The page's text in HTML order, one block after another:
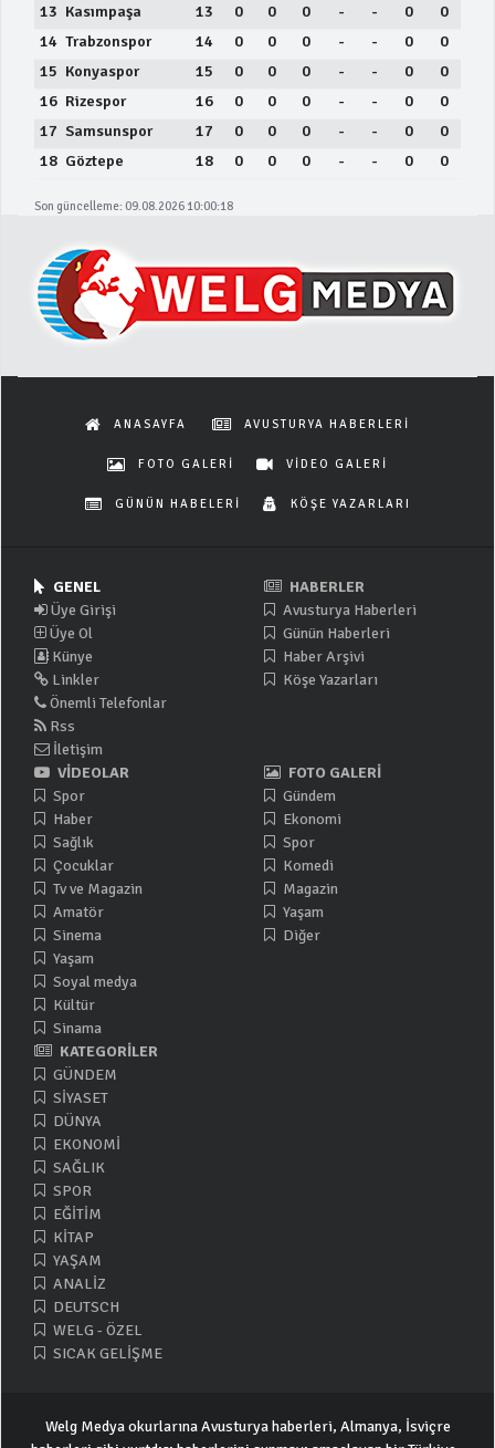
13 Kasımpaşa 13 0 0 0 - - 0
0
14 Trabzonspor 14 0 0 0 - - 0
0
15 Konyaspor 15 0 0 0 - - 0
0
16 Rizespor 16 0 0 0 - - 0
0
17 Samsunspor 17 0 0 0 - - 0
0
18 Göztepe 18 0 0 0 - - 0 0
Son güncelleme: 09.08.2026 10:00:18
ANASAYFA AVUSTURYA HABERLERİ
FOTO GALERİ VİDEO GALERİ
GÜNÜN HABELERİ KÖŞE YAZARLARI
GENEL
Üye Girişi
Üye Ol
Künye
Linkler
Önemli Telefonlar
Rss
İletişim
HABERLER
Avusturya Haberleri
Günün Haberleri
Haber Arşivi
Köşe Yazarları
VİDEOLAR
Spor
Haber
Sağlık
Çocuklar
Tv ve Magazin
Amatör
Sinema
Yaşam
Soyal medya
Kültür
Sinama
FOTO GALERİ
Gündem
Ekonomi
Spor
Komedi
Magazin
Yaşam
Diğer
KATEGORİLER
GÜNDEM
SİYASET
DÜNYA
EKONOMİ
SAĞLIK
SPOR
EĞİTİM
KİTAP
YAŞAM
ANALİZ
DEUTSCH
WELG - ÖZEL
SICAK GELİŞME
Welg Medya okurlarına Avusturya haberleri, Almanya, İsviçre